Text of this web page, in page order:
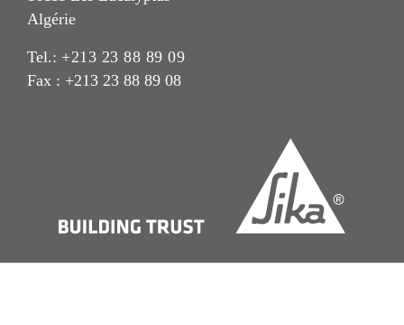
Algérie
Tel.: +213 23 88 89 09
Fax : +213 23 88 89 08